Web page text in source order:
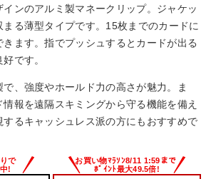
ンのアルミ製マネークリップ。ジャケッ
まる薄型タイプです。15枚までのカードに
ます。指でプッシュするとカードが出る
です。
、強度やホールド力の高さが魅力。ま
報を遠隔スキミングから守る機能を備え
るキャッシュレス派の方にもおすすめで